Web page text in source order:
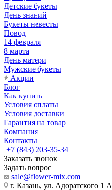
Детские букеты
День знаний
Букеты невесты
Повод
14 февраля
8 марта
День матери
Мужские букеты
Акции
Блог
Как купить
Условия оплаты
Условия доставки
Гарантия на товар
Компания
Контакты
+7 (843) 203-35-34
Заказать звонок
Задать вопрос
sale@flower-mix.com
г. Казань, ул. Адоратского 1 А